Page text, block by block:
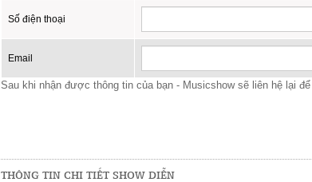
Số điện thoại
Email
Sau khi nhận được thông tin của bạn - Musicshow sẽ liên hệ lại
THÔNG TIN CHI TIẾT SHOW DIỄN